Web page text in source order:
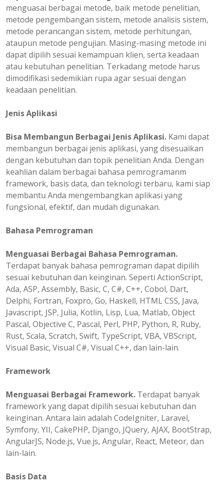
menguasai berbagai metode, baik metode penelitian,
metode pengembangan sistem, metode analisis sistem,
metode perancangan sistem, metode perhitungan,
ataupun metode pengujian. Masing-masing metode ini
dapat dipilih sesuai kemampuan klien, serta keadaan
atau kebutuhan penelitian. Terkadang metode harus
dimodifikasi sedemikian rupa agar sesuai dengan
keadaan penelitian.
Jenis Aplikasi
Bisa Membangun Berbagai Jenis Aplikasi. Kami dapat
membangun berbagai jenis aplikasi, yang disesuaikan
dengan kebutuhan dan topik penelitian Anda. Dengan
keahlian dalam berbagai bahasa pemrogramanm
framework, basis data, dan teknologi terbaru, kami siap
membantu Anda mengembangkan aplikasi yang
fungsional, efektif, dan mudah digunakan.
Bahasa Pemrograman
Menguasai Berbagai Bahasa Pemrograman.
Terdapat banyak bahasa pemrograman dapat dipilih
sesuai kebutuhan dan keinginan. Seperti ActionScript,
Ada, ASP, Assembly, Basic, C, C#, C++, Cobol, Dart,
Delphi, Fortran, Foxpro, Go, Haskell, HTML CSS, Java,
Javascript, JSP, Julia, Kotlin, Lisp, Lua, Matlab, Object
Pascal, Objective C, Pascal, Perl, PHP, Python, R, Ruby,
Rust, Scala, Scratch, Swift, TypeScript, VBA, VBScript,
Visual Basic, Visual C#, Visual C++, dan lain-lain.
Framework
Menguasai Berbagai Framework. Terdapat banyak
framework yang dapat dipilih sesuai kebutuhan dan
keinginan. Antara lain adalah CodeIgniter, Laravel,
Symfony, YII, CakePHP, Django, JQuery, AJAX, BootStrap,
AngularJS, Node.js, Vue.js, Angular, React, Meteor, dan
lain-lain.
Basis Data